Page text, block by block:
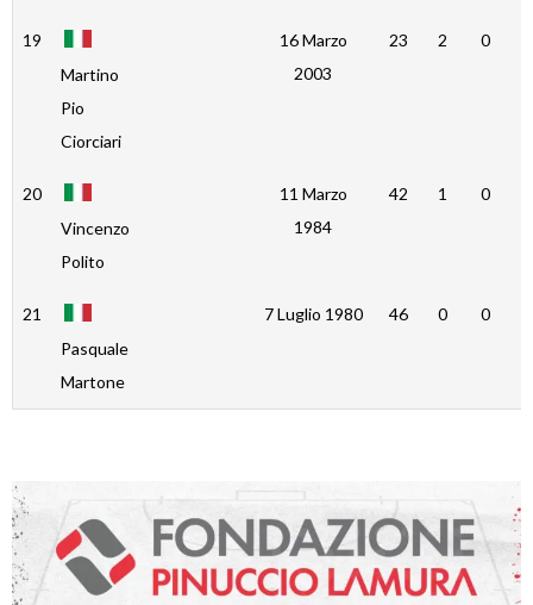
19
Martino
Pio
Ciorciari
16 Marzo
2003
23 2 0
20
Vincenzo
Polito
11 Marzo
1984
42 1 0
21
Pasquale
Martone
7 Luglio 1980 46 0 0